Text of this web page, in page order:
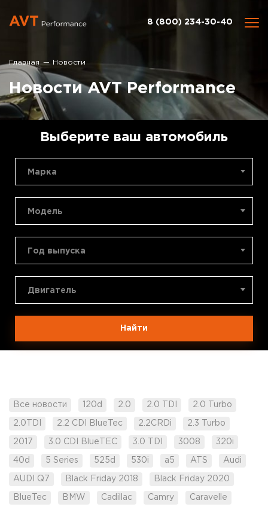
8 (800) 234-30-40
Главная Новости
Новости AVT Performance
Выберите ваш автомобиль
Марка
Модель
Год выпуска
Двигатель
Найти
Все новости 120d 2.0 2.0 TDI 2.0 Turbo
2.0TDI 2.2 CDI BlueTec 2.2CRDi 2.3 Turbo
2017 3.0 CDI BlueTEC 3.0 TDI 3008 320i
40d 5 Series 525d 530i a5 ATS Audi
AUDI Q7 Black Friday 2018 Black Friday 2020
BlueTec BMW Cadillac Camry Caravelle